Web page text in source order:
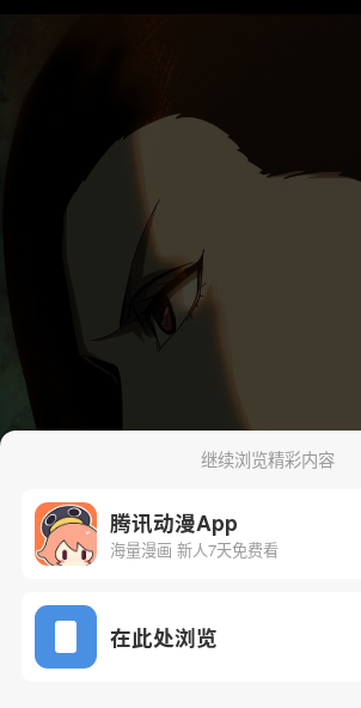
继续浏览精彩内容
腾讯动漫App
海量漫画 新人7天免费看
在此处浏览